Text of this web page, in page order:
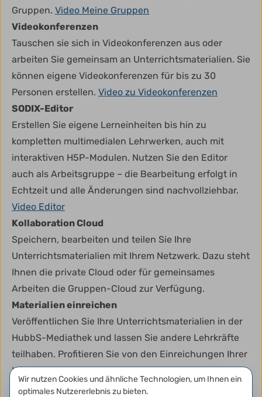
Gruppen. Video Meine Gruppen
Videokonferenzen
Tauschen sie sich in Videokonferenzen aus oder
arbeiten Sie gemeinsam an Unterrichtsmaterialien. Sie
können eigene Videokonferenzen für bis zu 30
Personen erstellen. Video zu Videokonferenzen
SODIX-Editor
Erstellen Sie eigene Lerneinheiten bis hin zu
kompletten multimedialen Lehrwerken, auch mit
interaktiven H5P-Modulen. Nutzen Sie den Editor
auch als Arbeitsgruppe – die Bearbeitung erfolgt in
Echtzeit und alle Änderungen sind nachvollziehbar.
Video Editor
Kollaboration Cloud
Speichern, bearbeiten und teilen Sie Ihre
Unterrichtsmaterialien mit Ihrem Netzwerk. Dazu steht
Ihnen die private Cloud oder für gemeinsames
Arbeiten die Gruppen-Cloud zur Verfügung.
Materialien einreichen
Veröffentlichen Sie Ihre Unterrichtsmaterialien in der
HubbS-Mediathek und lassen Sie andere Lehrkräfte
teilhaben. Profitieren Sie von den Einreichungen Ihrer
Kolleginnen und Kollegen.Video Materialien
veröffentlichen
Datenschutzeinstellungen
Wir nutzen Cookies und ähnliche Technologien, um Ihnen ein
optimales Nutzererlebnis zu bieten.